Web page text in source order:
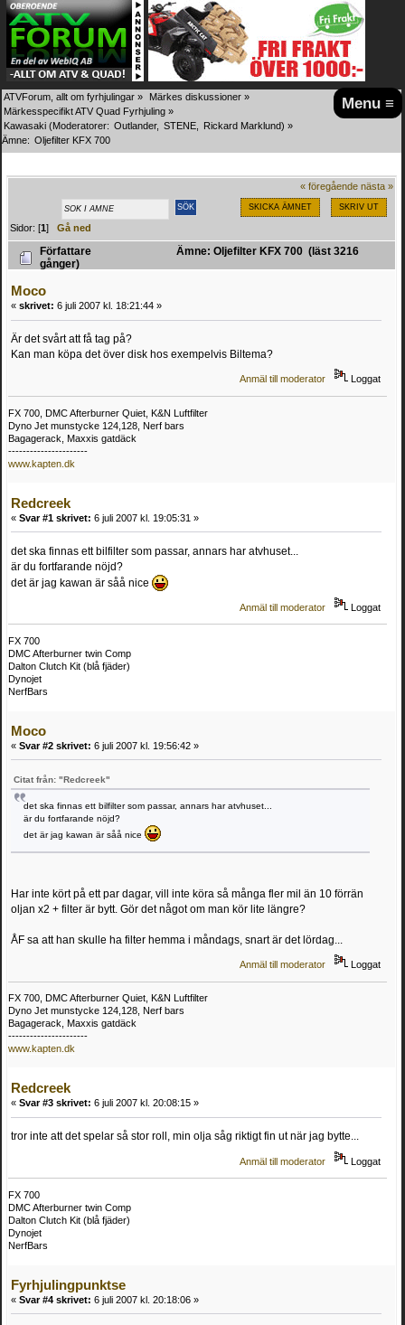
Menu ≡
ATVForum, allt om fyrhjulingar » Märkes diskussioner »
Märkesspecifikt ATV Quad Fyrhjuling »
Kawasaki (Moderatorer: Outlander, STENE Rickard Marklund) »
Ämne: Oljefilter KFX 700
« föregående nästa »
SKICKA ÄMNET SKRIV UT
Sidor: [1]Gå ned
Författare
Ämne: Oljefilter KFX 700 (läst 3216
gånger)
Moco
« skrivet: 6 juli 2007 kl. 18:21:44 »
Är det svårt att få tag på?
Kan man köpa det över disk hos exempelvis Biltema?
Anmäl till moderator Loggat
FX 700, DMC Afterburner Quiet, K&N Luftfilter
Dyno Jet munstycke 124,128, Nerf bars
Bagagerack, Maxxis gatdäck
----------------------
www.kapten.dk
Redcreek
« Svar #1 skrivet: 6 juli 2007 kl. 19:05:31 »
det ska finnas ett bilfilter som passar, annars har atvhuset...
är du fortfarande nöjd?
det är jag kawan är såå nice
Anmäl till moderator Loggat
FX 700
DMC Afterburner twin Comp
Dalton Clutch Kit (blå fjäder)
Dynojet
NerfBars
Moco
« Svar #2 skrivet: 6 juli 2007 kl. 19:56:42 »
Citat från: "Redcreek"
det ska finnas ett bilfilter som passar, annars har atvhuset...
är du fortfarande nöjd?
det är jag kawan är såå nice
Har inte kört på ett par dagar, vill inte köra så många fler mil än 10 förrän
oljan x2 + filter är bytt. Gör det något om man kör lite längre?
ÅF sa att han skulle ha filter hemma i måndags, snart är det lördag...
Anmäl till moderator Loggat
FX 700, DMC Afterburner Quiet, K&N Luftfilter
Dyno Jet munstycke 124,128, Nerf bars
Bagagerack, Maxxis gatdäck
----------------------
www.kapten.dk
Redcreek
« Svar #3 skrivet: 6 juli 2007 kl. 20:08:15 »
tror inte att det spelar så stor roll, min olja såg riktigt fin ut när jag bytte...
Anmäl till moderator Loggat
FX 700
DMC Afterburner twin Comp
Dalton Clutch Kit (blå fjäder)
Dynojet
NerfBars
Fyrhjulingpunktse
« Svar #4 skrivet: 6 juli 2007 kl. 20:18:06 »